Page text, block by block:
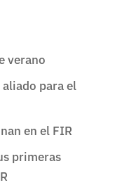
verano
para el
en el FIR
primeras